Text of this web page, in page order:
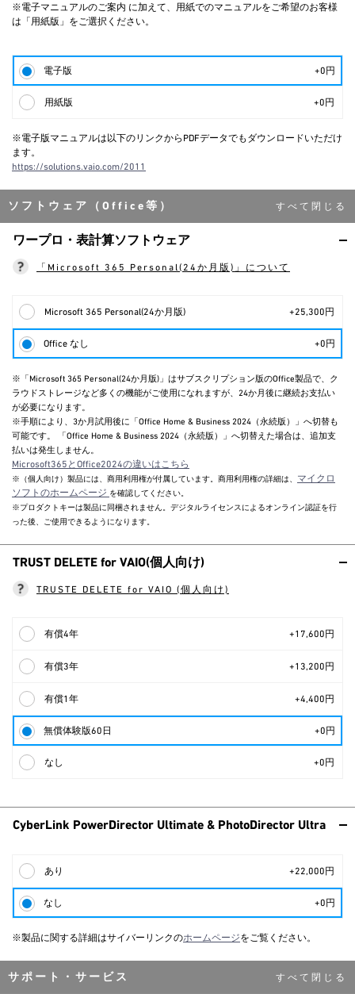
※電子マニュアルのご案内 に加えて、用紙でのマニュアルをご希望のお客様
は「用紙版」をご選択ください。
電子版 +0円
用紙版 +0円
※電子版マニュアルは以下のリンクからPDFデータでもダウンロードいただけ
ます。
https://solutions.vaio.com/2011
ソフトウェア（Office等）
ワープロ・表計算ソフトウェア
「Microsoft 365 Personal(24か月版)」について
Microsoft 365 Personal(24か月版) +25,300円
Office なし +0円
※「Microsoft 365 Personal(24か月版)」はサブスクリプション版のOffice製品で、ク
ラウドストレージなど多くの機能がご使用になれますが、24か月後に継続お支払い
が必要になります。
※手順により、3か月試用後に「Office Home & Business 2024（永続版）」へ切替も
可能です。 「Office Home & Business 2024（永続版）」へ切替えた場合は、追加支
払いは発生しません。
Microsoft365とOffice2024の違いはこちら
※（個人向け）製品には、商用利用権が付属しています。商用利用権の詳細は、 マイクロ
ソフトのホームページ を確認してください。
※プロダクトキーは製品に同梱されません。デジタルライセンスによるオンライン認証を行
った後、ご使用できるようになります。
TRUST DELETE for VAIO(個人向け)
TRUSTE DELETE for VAIO (個人向け)
有償4年 +17,600円
有償3年 +13,200円
有償1年 +4,400円
無償体験版60日 +0円
なし +0円
CyberLink PowerDirector Ultimate & PhotoDirector Ultra
あり +22,000円
なし +0円
※製品に関する詳細はサイバーリンクのホームページをご覧ください。
サポート・サービス